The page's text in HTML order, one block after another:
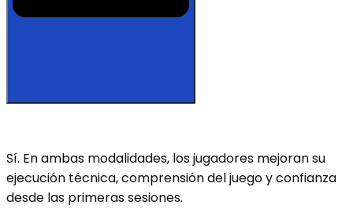
Sí. En ambas modalidades, los jugadores mejoran su
ejecución técnica, comprensión del juego y confianza
desde las primeras sesiones.